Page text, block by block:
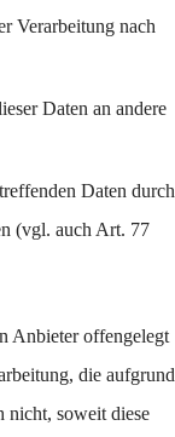
Verarbeitung nach
Daten an andere
Daten durch
(vgl. auch Art. 77
Anbieter offengelegt
die aufgrund
nicht, soweit diese